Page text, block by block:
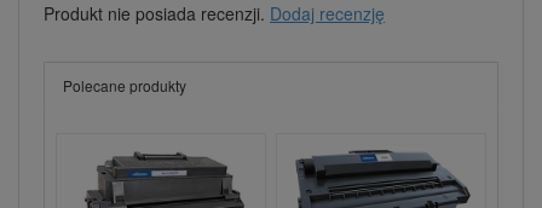
Produkt nie posiada recenzji. Dodaj recenzję
Polecane produkty